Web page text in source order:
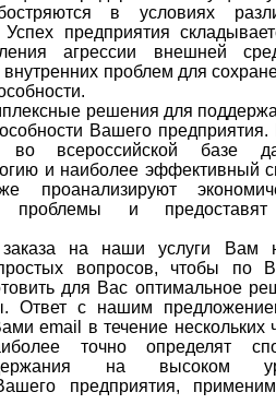
в условиях
Успех предприятия
агрессии внешней
проблем для
решения для
Вашего
во всероссийской базе
и наиболее эффективный
проанализируют
проблемы и
на наши услуги Вам
вопросов, чтобы по
для Вас оптимальное
Ответ с нашим
email в течение нескольких
точно определят
на высоком
Вашего предприятия,